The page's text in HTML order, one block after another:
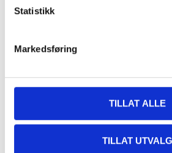
Statistikk
Markedsføring
TILLAT ALLE
TILLAT UTVALG
Other customers